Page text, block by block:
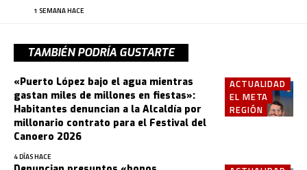
1 SEMANA HACE
TAMBIÉN PODRÍA GUSTARTE
ACTUALIDAD
EL META
REGIÓN
«Puerto López bajo el agua mientras
gastan miles de millones en fiestas»:
Habitantes denuncian a la Alcaldía por
millonario contrato para el Festival del
Canoero 2026
4 DÍAS HACE